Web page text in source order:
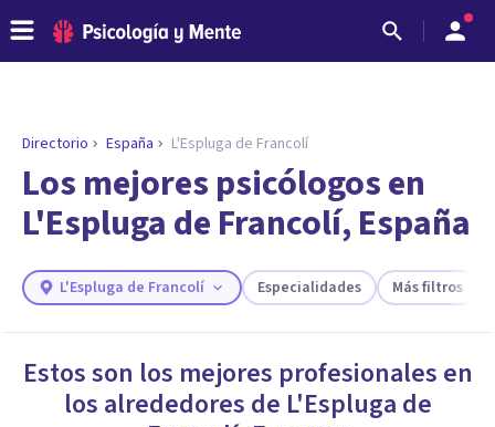
ENCONTRAR MI TERAPEUTA
¿Necesitas ayuda para encontrar el
psicólogo adecuado?
Responde a unas breves preguntas y te ofreceremos
necesidades.
Directorio España L'Espluga de Francolí
Los mejores psicólogos en
L'Espluga de Francolí, España
L'Espluga de Francolí Especialidades Más filtros
Estos son los mejores profesionales en
los alrededores de L'Espluga de